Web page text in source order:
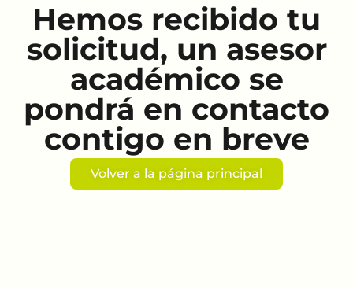
Hemos recibido tu
solicitud, un asesor
académico se
pondrá en contacto
contigo en breve
Volver a la página principal